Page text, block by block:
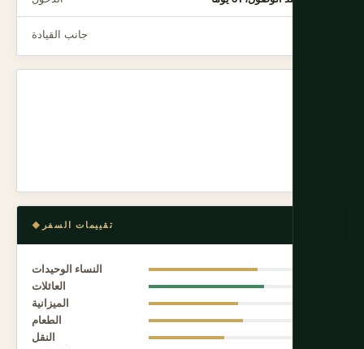
جانب القيادة
تقييمات السفر
النساء الوحيدات
العائلات
الميزانية
الطعام
النقل